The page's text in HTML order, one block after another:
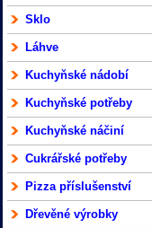
Sklo
Láhve
Kuchyňské nádobí
Kuchyňské potřeby
Kuchyňské náčiní
Cukrářské potřeby
Pizza příslušenství
Dřevěné výrobky